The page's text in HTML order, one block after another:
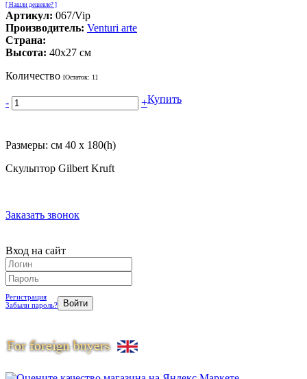
[ Нашли дешевле? ]
Артикул: 067/Vip
Производитель: Venturi arte
Страна:
Высота: 40x27 см
Количество [Остаток: 1]
- +Купить
Размеры: см 40 x 180(h)
Скульптор Gilbert Kruft
Заказать звонок
Вход на сайт
Регистрация
Забыли пароль?